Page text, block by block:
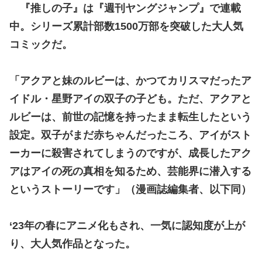
『推しの子』は『週刊ヤングジャンプ』で連載
中。シリーズ累計部数1500万部を突破した大人気
コミックだ。
「アクアと妹のルビーは、かつてカリスマだったア
イドル・星野アイの双子の子ども。ただ、アクアと
ルビーは、前世の記憶を持ったまま転生したという
設定。双子がまだ赤ちゃんだったころ、アイがスト
ーカーに殺害されてしまうのですが、成長したアク
アはアイの死の真相を知るため、芸能界に潜入する
というストーリーです」（漫画誌編集者、以下同）
‘23年の春にアニメ化もされ、一気に認知度が上が
り、大人気作品となった。